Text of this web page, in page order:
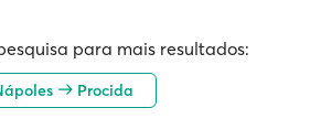
para mais resultados:
Procida